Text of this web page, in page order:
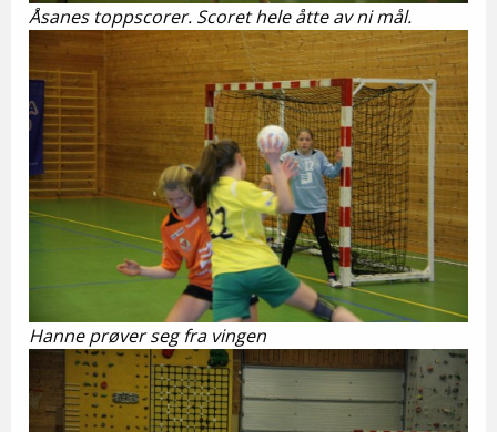
Åsanes toppscorer. Scoret hele åtte av ni mål.
Hanne prøver seg fra vingen